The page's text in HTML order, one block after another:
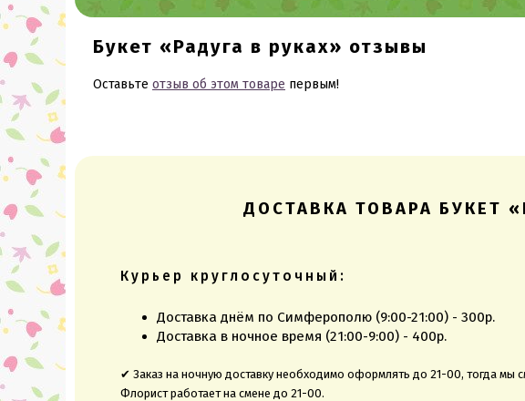
Букет «Радуга в руках» отзывы
Оставьте отзыв об этом товаре первым!
ДОСТАВКА ТОВАРА БУКЕТ
Курьер круглосуточный:
Доставка днём по Симферополю (9:00-21:00) - 300р.
Доставка в ночное время (21:00-9:00) - 400р.
✔ Заказ на ночную доставку необходимо оформлять до 21-00, тогда мы
Флорист работает на смене до 21-00.